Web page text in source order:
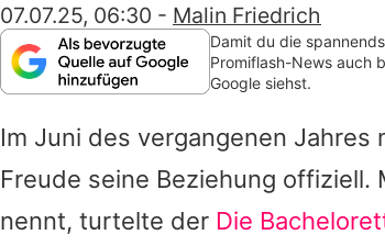
07.07.25, 06:30 - Malin Friedrich
Damit du die
Promiflash-News auch
Google siehst.
Im Juni des vergangenen Jahres
Freude seine Beziehung
nennt, turtelte der Die